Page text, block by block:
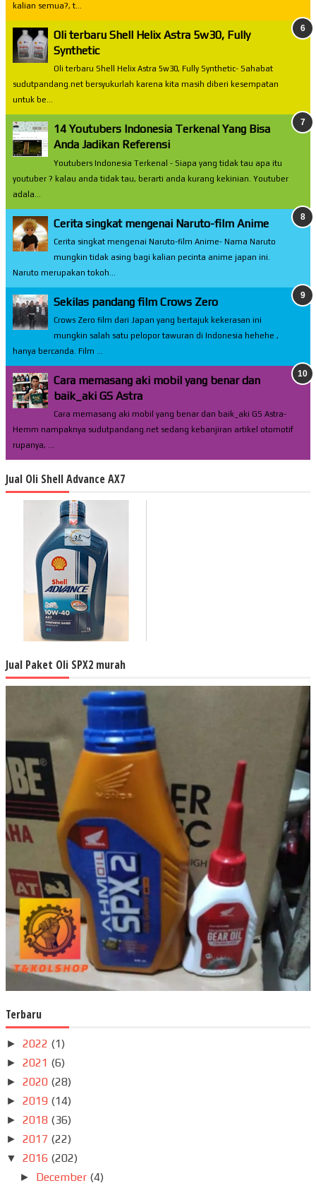
kalian semua?, t...
Oli terbaru Shell Helix Astra 5w30, Fully
Synthetic
Oli terbaru Shell Helix Astra 5w30, Fully Synthetic- Sahabat
sudutpandang.net bersyukurlah karena kita masih diberi kesempatan
untuk be...
14 Youtubers Indonesia Terkenal Yang Bisa
Anda Jadikan Referensi
Youtubers Indonesia Terkenal - Siapa yang tidak tau apa itu
youtuber ? kalau anda tidak tau, berarti anda kurang kekinian. Youtuber
adala...
Cerita singkat mengenai Naruto-film Anime
Cerita singkat mengenai Naruto-film Anime- Nama Naruto
mungkin tidak asing bagi kalian pecinta anime japan ini.
Naruto merupakan tokoh...
Sekilas pandang film Crows Zero
Crows Zero film dari Japan yang bertajuk kekerasan ini
mungkin salah satu pelopor tawuran di Indonesia hehehe ,
hanya bercanda. Film ...
Cara memasang aki mobil yang benar dan
baik_aki GS Astra
Cara memasang aki mobil yang benar dan baik_aki GS Astra-
Hemm nampaknya sudutpandang.net sedang kebanjiran artikel otomotif
rupanya, ...
Jual Oli Shell Advance AX7
Jual Paket Oli SPX2 murah
Terbaru
► 2022 (1)
► 2021 (6)
► 2020 (28)
► 2019 (14)
► 2018 (36)
► 2017 (22)
▼ 2016 (202)
► December (4)